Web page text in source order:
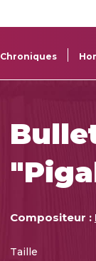
Chroniques
Compositeur :
Taille